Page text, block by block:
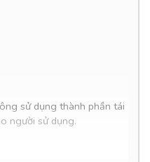
sử dụng thành phần tái
người sử dụng.